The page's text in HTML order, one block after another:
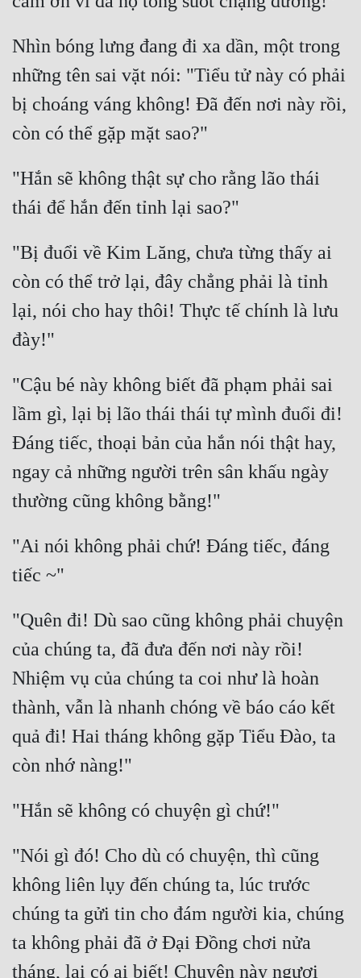
Nhìn bóng lưng đang đi xa dần, một trong
những tên sai vặt nói: "Tiểu tử này có phải
bị choáng váng không! Đã đến nơi này rồi,
"Hắn sẽ không thật sự cho rằng lão thái
"Bị đuổi về Kim Lăng, chưa từng thấy ai
còn có thể trở lại, đây chẳng phải là tỉnh
lại, nói cho hay thôi! Thực tế chính là lưu
"Cậu bé này không biết đã phạm phải sai
lầm gì, lại bị lão thái thái tự mình đuổi đi!
Đáng tiếc, thoại bản của hắn nói thật hay,
ngay cả những người trên sân khấu ngày
"Ai nói không phải chứ! Đáng tiếc, đáng
"Quên đi! Dù sao cũng không phải chuyện
của chúng ta, đã đưa đến nơi này rồi!
Nhiệm vụ của chúng ta coi như là hoàn
thành, vẫn là nhanh chóng về báo cáo kết
quả đi! Hai tháng không gặp Tiểu Đào, ta
"Nói gì đó! Cho dù có chuyện, thì cũng
không liên lụy đến chúng ta, lúc trước
chúng ta gửi tin cho đám người kia, chúng
ta không phải đã ở Đại Đồng chơi nửa
tháng, lại có ai biết! Chuyện này ngươi